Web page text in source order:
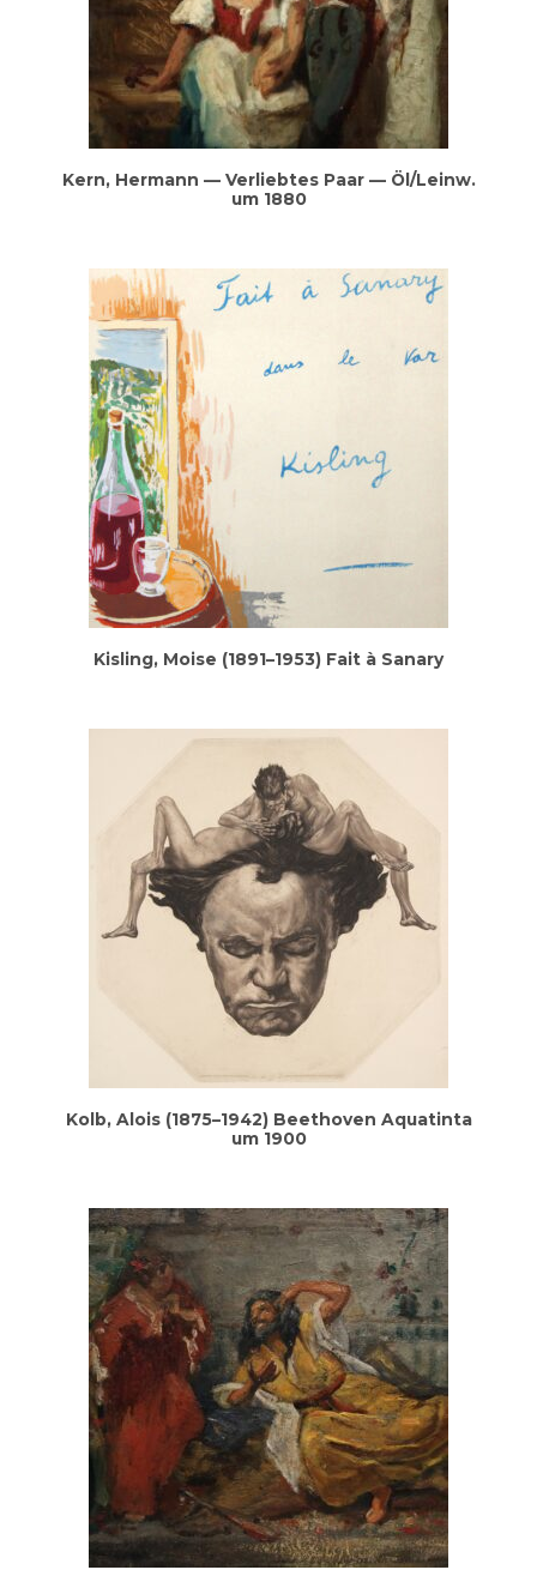
Kern, Her­mann — Ver­lieb­tes Paar — Öl/Leinw.
um 1880
Kis­ling, Moi­se (1891–1953) Fait à Sanary
Kolb, Alo­is (1875–1942) Beet­ho­ven Aqua­tin­ta
um 1900